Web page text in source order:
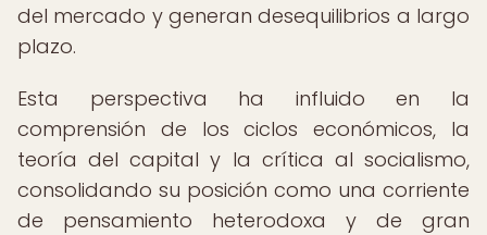
del mercado y generan desequilibrios a largo
plazo.
Esta perspectiva ha influido en la
comprensión de los ciclos económicos, la
teoría del capital y la crítica al socialismo,
consolidando su posición como una corriente
de pensamiento heterodoxa y de gran